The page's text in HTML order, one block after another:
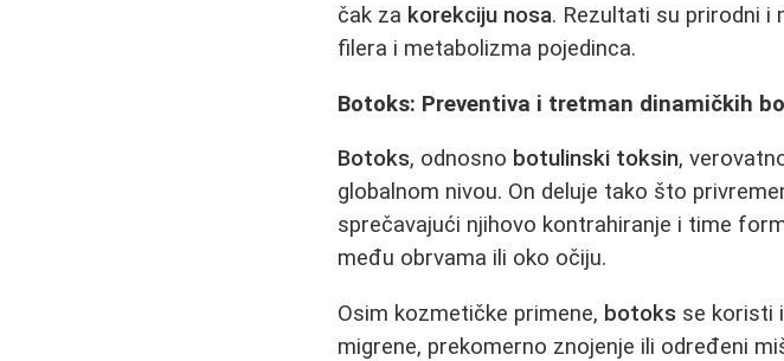
čak za korekciju nosa. Rezultati su prirodni i
filera i metabolizma pojedinca.
Botoks: Preventiva i tretman dinamičkih
Botoks, odnosno botulinski toksin,
globalnom nivou. On deluje tako što
sprečavajući njihovo kontrahiranje i time
među obrvama ili oko očiju.
Osim kozmetičke primene, botoks se koristi
migrene, prekomerno znojenje ili određeni